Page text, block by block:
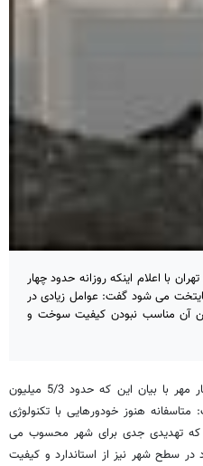
با اعلام اینکه روزانه حدود چهار
پایتخت می شود گفت: عوامل زیادی در
آن مناسب نبودن کیفیت سوخت و
جعفر تشکری هاشمی در گفتگو با خبرنگار مهر با بیان این که حدود 5/3 میلیون
هنوز خودورهایی با تکنولوژی
دارند که تهدیدی جدی برای شهر محسوب می
سطح شهر نیز از استاندارد و کیفیت